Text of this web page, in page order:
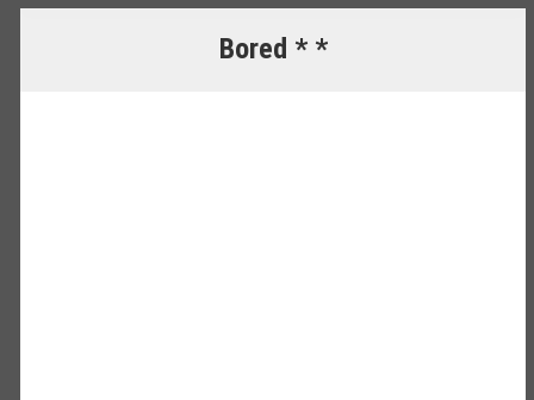
Bored * *